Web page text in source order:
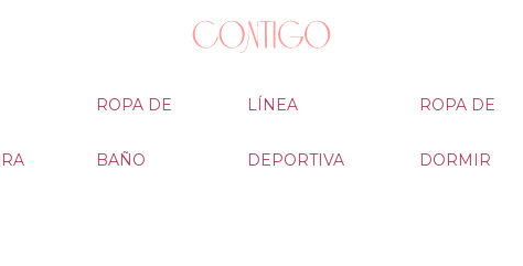
ROPA DE
BAÑO
LÍNEA
DEPORTIVA
ROPA DE
DORMIR